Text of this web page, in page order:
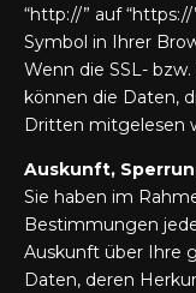
“http://” auf
Symbol in Ihrer
Wenn die SSL-
können die Daten,
Dritten mitgelesen
Auskunft,
Sie haben im
Bestimmungen
Auskunft über Ihre
Daten, deren